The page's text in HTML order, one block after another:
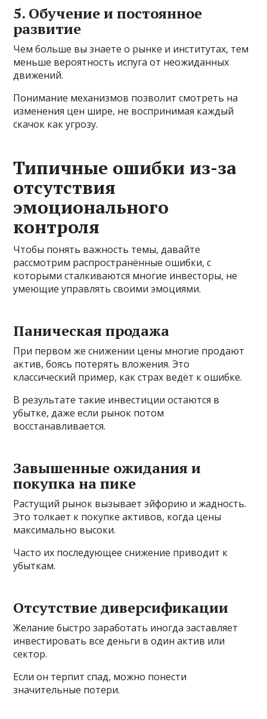
5. Обучение и постоянное
развитие
Чем больше вы знаете о рынке и институтах, тем
меньше вероятность испуга от неожиданных
движений.
Понимание механизмов позволит смотреть на
изменения цен шире, не воспринимая каждый
скачок как угрозу.
Типичные ошибки из-за
отсутствия
эмоционального
контроля
Чтобы понять важность темы, давайте
рассмотрим распространённые ошибки, с
которыми сталкиваются многие инвесторы, не
умеющие управлять своими эмоциями.
Паническая продажа
При первом же снижении цены многие продают
актив, боясь потерять вложения. Это
классический пример, как страх ведёт к ошибке.
В результате такие инвестиции остаются в
убытке, даже если рынок потом
восстанавливается.
Завышенные ожидания и
покупка на пике
Растущий рынок вызывает эйфорию и жадность.
Это толкает к покупке активов, когда цены
максимально высоки.
Часто их последующее снижение приводит к
убыткам.
Отсутствие диверсификации
Желание быстро заработать иногда заставляет
инвестировать все деньги в один актив или
сектор.
Если он терпит спад, можно понести
значительные потери.